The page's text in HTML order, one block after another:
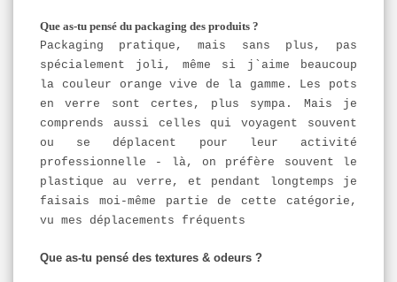
Que as-tu pensé du packaging des produits ?
Packaging pratique, mais sans plus, pas
spécialement joli, même si j`aime beaucoup
la couleur orange vive de la gamme. Les pots
en verre sont certes, plus sympa. Mais je
comprends aussi celles qui voyagent souvent
ou se déplacent pour leur activité
professionnelle - là, on préfère souvent le
plastique au verre, et pendant longtemps je
faisais moi-même partie de cette catégorie,
vu mes déplacements fréquents
Que as-tu pensé des textures & odeurs ?